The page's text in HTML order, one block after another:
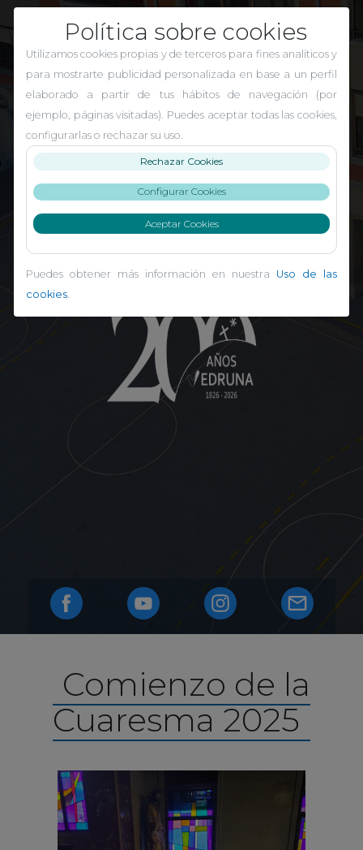
Política sobre cookies
Utilizamos cookies propias y de terceros para fines analíticos y
para mostrarte publicidad personalizada en base a un perfil
elaborado a partir de tus hábitos de navegación (por
ejemplo, páginas visitadas). Puedes aceptar todas las cookies,
configurarlas o rechazar su uso.
Rechazar Cookies
Configurar Cookies
Aceptar Cookies
Puedes obtener más información en nuestra Uso de las
cookies
El Carmen Indautxu
Comienzo de la
Cuaresma 2025